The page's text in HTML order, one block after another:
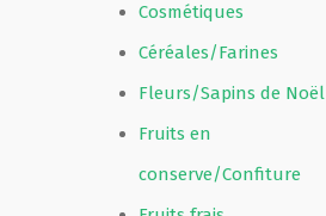
Cosmétiques
Céréales/Farines
Fleurs/Sapins de Noël
Fruits en
conserve/Confiture
Fête Marché Paysan